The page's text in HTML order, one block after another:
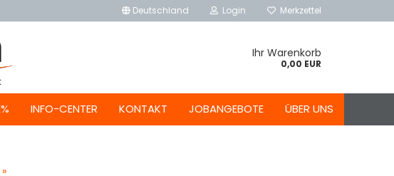
Deutschland Login Merkzettel
Ihr Warenkorb
0,00 EUR
INFO-CENTER KONTAKT JOBANGEBOTE ÜBER UNS
»